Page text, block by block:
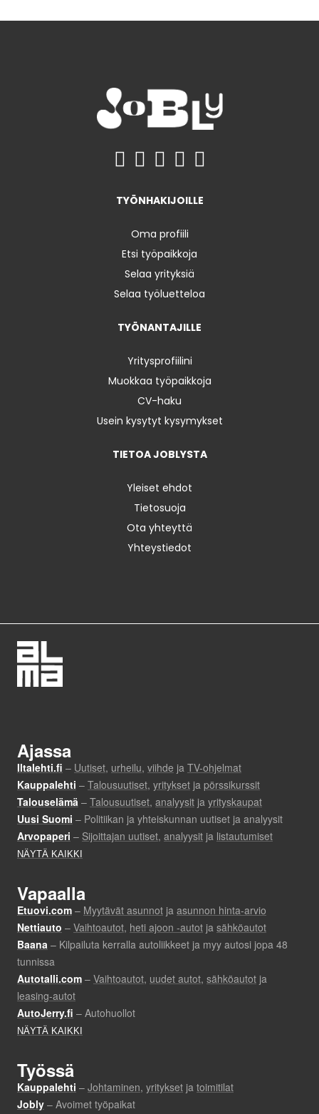
TYÖNHAKIJOILLE
Oma profiili
Etsi työpaikkoja
Selaa yrityksiä
Selaa työluetteloa
TYÖNANTAJILLE
Yritysprofiilini
Muokkaa työpaikkoja
CV-haku
Usein kysytyt kysymykset
TIETOA JOBLYSTA
Yleiset ehdot
Tietosuoja
Ota yhteyttä
Yhteystiedot